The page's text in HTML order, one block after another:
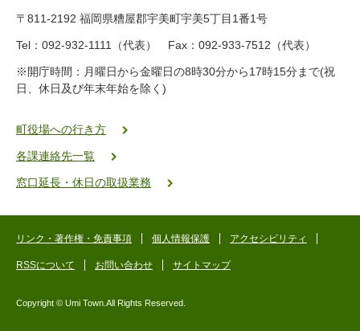
8
-
5
5
ク
二
ゴ
〒811-2192 福岡県糟屋郡宇美町宇美5丁目1番1号
Tel：092-932-1111（代表） Fax：092-933-7512（代表）
※開庁時間：月曜日から金曜日の8時30分から17時15分まで(祝
日、休日及び年末年始を除く)
町役場への行き方
各課連絡先一覧
窓口延長・休日の取扱業務
リンク・著作権・免責事項 個人情報保護 アクセシビリティ
RSSについて お問い合わせ サイトマップ
Copyright © Umi Town.All Rights Reserved.